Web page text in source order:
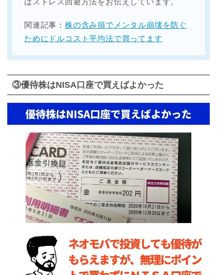
関連記事： 株の含み損でメンタル崩壊を防ぐ
ためにドルコスト平均法で買ってます
③優待株はNISA口座で買えばよかった